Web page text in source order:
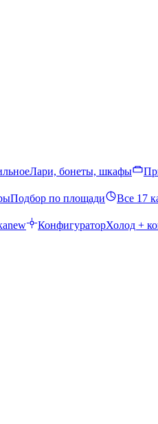
Лари, бонеты, шкафы
Подбор по площади Все 17
new КонфигураторХолод +